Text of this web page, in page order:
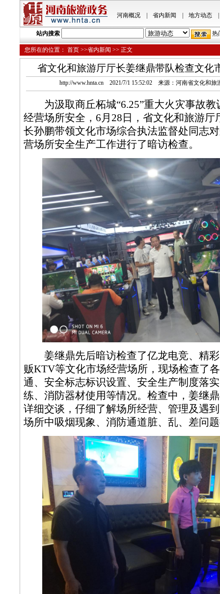
河南概况| 省内新闻 地方动态|
站内搜索 热
您所在的位置： 首页 >>省内新闻 >> 正文
省文化和旅游厅厅长姜继鼎带队检查文化
http://www.hnta.cn 2021/7/1 15:52:02 来源：河南省文化和
为汲取商丘柘城“6.25”重大火灾事故教
经营场所安全，6月28日，省文化和旅游厅
长孙鹏带领文化市场综合执法监督处同志
营场所安全生产工作进行了暗访检查。
姜继鼎先后暗访检查了亿龙电竞、精彩
贩KTV等文化市场经营场所，现场检查了
通、安全标志标识设置、安全生产制度落
练、消防器材使用等情况。检查中，姜继
详细交谈，仔细了解场所经营、管理及遇
场所中吸烟现象、消防通道脏、乱、差问